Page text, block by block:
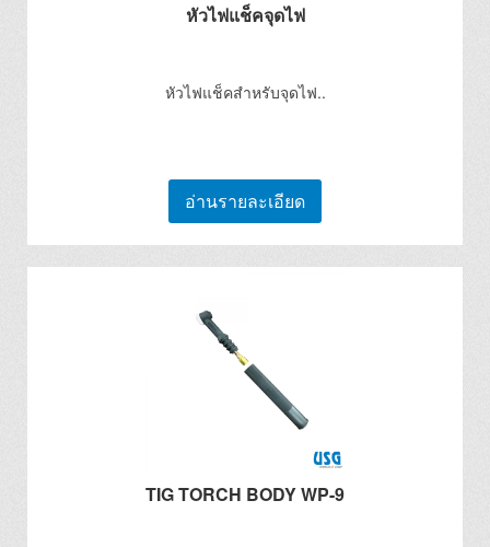
หัวไฟแช็คจุดไฟ
หัวไฟแช็คสำหรับจุดไฟ..
อ่านรายละเอียด
TIG TORCH BODY WP-9